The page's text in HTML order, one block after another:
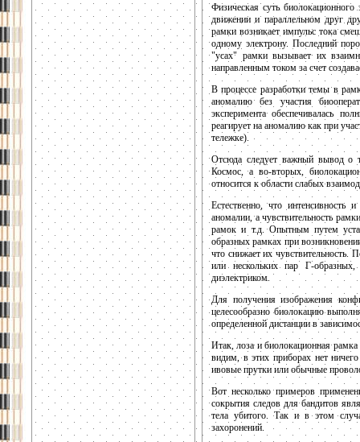
Физическая суть
движении и параллельном друг
рамки возникает импульс тока
одному электрону. Последний
"усах" рамки вызывает их
направленным током за счет
В процессе разработки темы в
аномалию без участия
эксперимента обеспечивалась
реагирует на аномалию как при
тележке).
Отсюда следует важный вывод о
Космос, а во-вторых,
относится к области слабых
Естественно, что интенсивность
аномалии, а чувствительность
рамок и т.д. Опытным путем
образных рамках при
что снижает их чувствительность.
или нескольких пар Г-
диэлектриком.
Для получения изображения
целесообразно биолокацию
определенной дистанции в
Итак, лоза и биолокационная
видим, в этих приборах нет
ивовые прутки или обычные
Вот несколько примеров
сокрытия следов для бандитов
тела убитого. Так и в этом
захоронений.